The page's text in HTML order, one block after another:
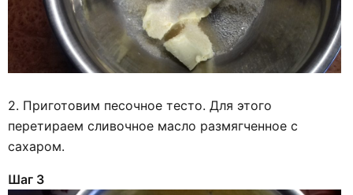
2. Приготовим песочное тесто. Для этого
перетираем сливочное масло размягченное с
сахаром.
Шаг 3